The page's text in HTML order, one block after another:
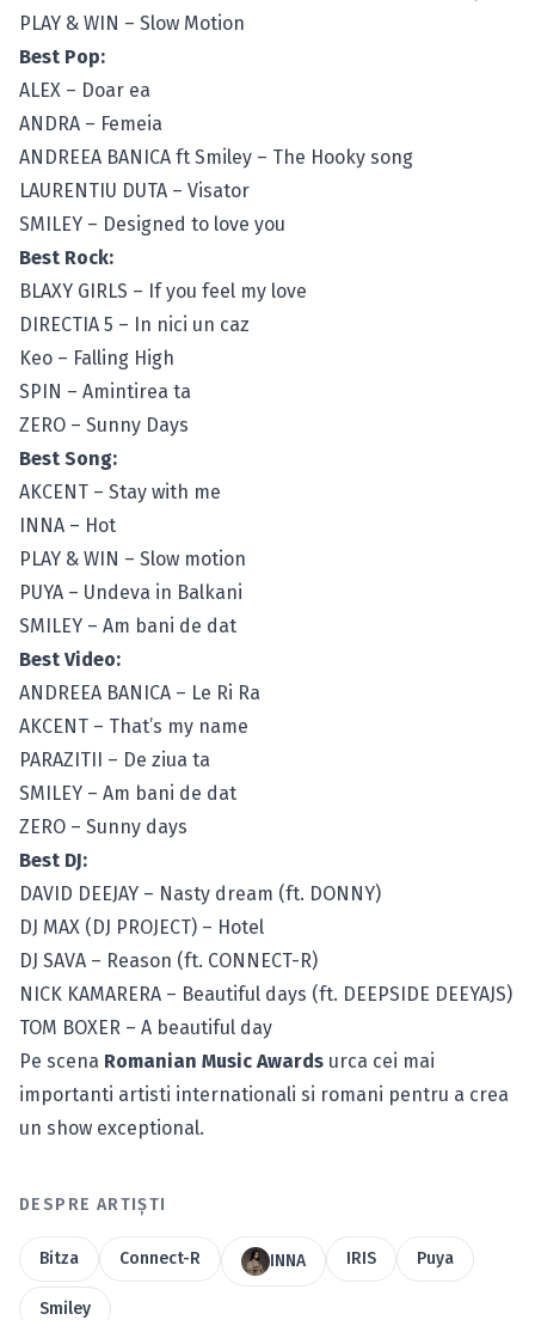
PLAY & WIN – Slow Motion
Best Pop:
ALEX – Doar ea
ANDRA – Femeia
ANDREEA BANICA ft Smiley – The Hooky song
LAURENTIU DUTA – Visator
SMILEY – Designed to love you
Best Rock:
BLAXY GIRLS – If you feel my love
DIRECTIA 5 – In nici un caz
Keo – Falling High
SPIN – Amintirea ta
ZERO – Sunny Days
Best Song:
AKCENT – Stay with me
INNA – Hot
PLAY & WIN – Slow motion
PUYA – Undeva in Balkani
SMILEY – Am bani de dat
Best Video:
ANDREEA BANICA – Le Ri Ra
AKCENT – That’s my name
PARAZITII – De ziua ta
SMILEY – Am bani de dat
ZERO – Sunny days
Best DJ:
DAVID DEEJAY – Nasty dream (ft. DONNY)
DJ MAX (DJ PROJECT) – Hotel
DJ SAVA – Reason (ft. CONNECT-R)
NICK KAMARERA – Beautiful days (ft. DEEPSIDE DEEYAJS)
TOM BOXER – A beautiful day
Pe scena Romanian Music Awards urca cei mai
importanti artisti internationali si romani pentru a crea
un show exceptional.
DESPRE ARTIȘTI
Bitza Connect-R INNA IRIS Puya
Smiley